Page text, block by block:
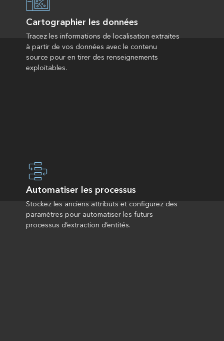
Cartographier les données
Tracez les informations de localisation extraites
à partir de vos données avec le contenu
source pour en tirer des renseignements
exploitables.
Automatiser les processus
Stockez les anciens attributs et configurez des
paramètres pour automatiser les futurs
processus d’extraction d’entités.